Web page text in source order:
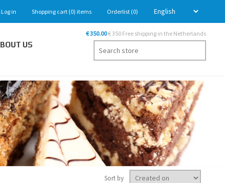
Log in Shopping cart (0) items Orderlist (0)
US
€ 350.00€ 350 Free shipping in the Netherlands
Sort by